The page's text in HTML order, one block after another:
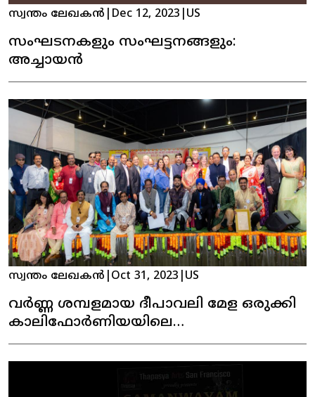
സ്വന്തം ലേഖകൻ Dec 12, 2023 US
സംഘടനകളും സംഘട്ടനങ്ങളും:
അച്ചായൻ
സ്വന്തം ലേഖകൻ Oct 31, 2023 US
വർണ്ണ ശമ്പളമായ ദീപാവലി മേള ഒരുക്കി
കാലിഫോർണിയയിലെ
അസോസിയേഷൻ ഓഫ് ഇൻഡോ
അമേരിക്കൻ ( AiA)